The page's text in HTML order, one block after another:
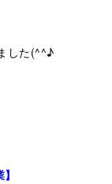
した(^^♪